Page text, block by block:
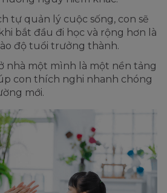
tự quản lý cuộc sống, con sẽ
bắt đầu đi học và rộng hơn là
độ tuổi trưởng thành.
nhà một mình là một nền tảng
con thích nghi nhanh chóng
mới.